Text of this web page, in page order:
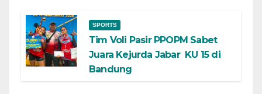
SPORTS
Tim Voli Pasir PPOPM Sabet
Juara Kejurda Jabar KU 15 di
Bandung